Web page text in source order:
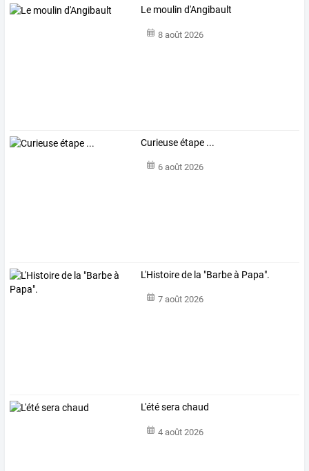
Le moulin d'Angibault
8 août 2026
Curieuse étape ...
6 août 2026
L'Histoire de la "Barbe à Papa".
7 août 2026
L'été sera chaud
4 août 2026